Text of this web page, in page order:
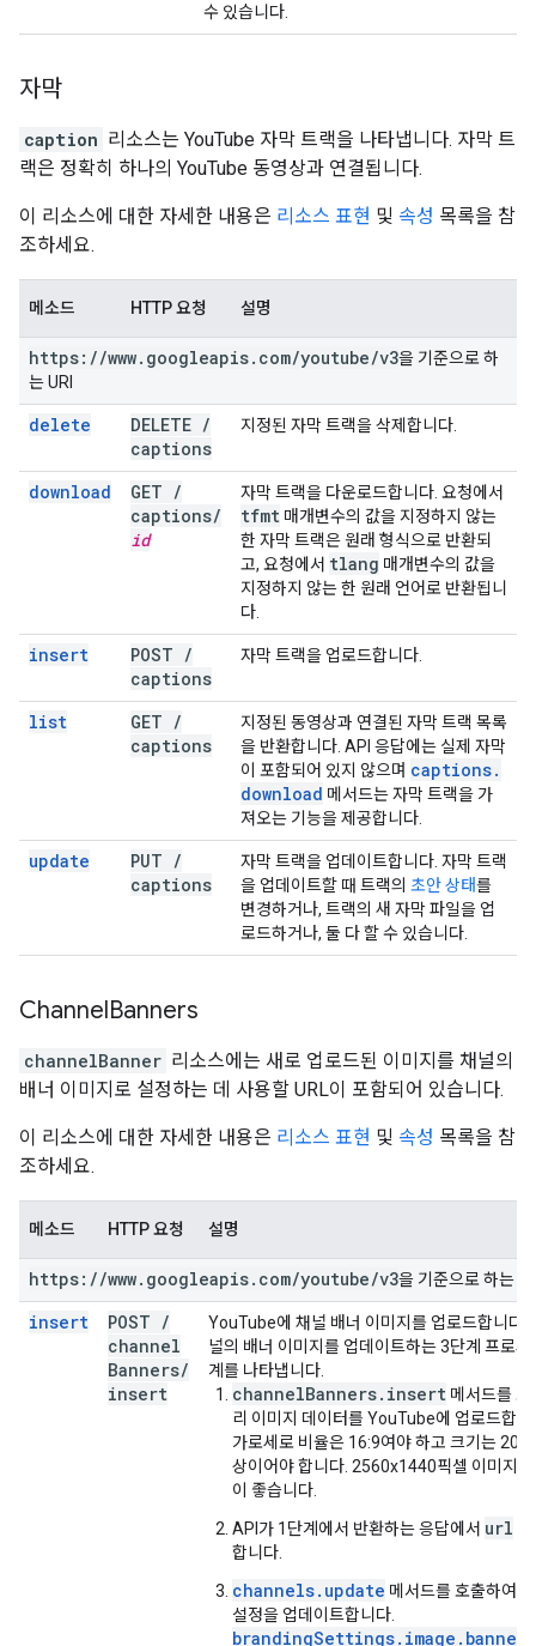
수 있습니다.
자막
caption 리소스는 YouTube 자막 트랙을 나타냅니다. 자막 트
랙은 정확히 하나의 YouTube 동영상과 연결됩니다.
이 리소스에 대한 자세한 내용은 리소스 표현 및 속성 목록을 참
조하세요.
메소드 HTTP 요청 설명
https: //www. googleapis. com/youtube/v3을 기준으로 하
는 URI
delete DELETE /
captions
지정된 자막 트랙을 삭제합니다.
download GET /
captions/
id
자막 트랙을 다운로드합니다. 요청에서
tfmt 매개변수의 값을 지정하지 않는
한 자막 트랙은 원래 형식으로 반환되
고, 요청에서 tlang 매개변수의 값을
지정하지 않는 한 원래 언어로 반환됩니
다.
insert POST /
captions
자막 트랙을 업로드합니다.
list GET /
captions
지정된 동영상과 연결된 자막 트랙 목록
을 반환합니다. API 응답에는 실제 자막
이 포함되어 있지 않으며 captions.
download 메서드는 자막 트랙을 가
져오는 기능을 제공합니다.
update PUT /
captions
자막 트랙을 업데이트합니다. 자막 트랙
을 업데이트할 때 트랙의 초안 상태를
변경하거나, 트랙의 새 자막 파일을 업
로드하거나, 둘 다 할 수 있습니다.
ChannelBanners
channelBanner 리소스에는 새로 업로드된 이미지를 채널의
배너 이미지로 설정하는 데 사용할 URL이 포함되어 있습니다.
이 리소스에 대한 자세한 내용은 리소스 표현 및 속성 목록을 참
조하세요.
메소드 HTTP 요청 설명
https: //www. googleapis. com/youtube/v3을 기준으로 하는
insert POST /
channel
Banners/
insert
YouTube에 채널 배너 이미지를 업로드합니다.
널의 배너 이미지를 업데이트하는 3단계 프로세
계를 나타냅니다.
channelBanners.insert 메서드를
리 이미지 데이터를 YouTube에 업로드합니
가로세로 비율은 16:9여야 하고 크기는
상이어야 합니다. 2560x1440픽셀 이미지
이 좋습니다.
API가 1단계에서 반환하는 응답에서 url
합니다.
channels.update 메서드를 호출하여
설정을 업데이트합니다.